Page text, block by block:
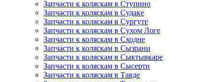
Запчасти к коляскам в Ступино
Запчасти к коляскам в Судаке
Запчасти к коляскам в Сургуте
Запчасти к коляскам в Сухом Логе
Запчасти к коляскам в Сходне
Запчасти к коляскам в Сызрани
Запчасти к коляскам в Сыктывкаре
Запчасти к коляскам в Сысерти
Запчасти к коляскам в Тавде